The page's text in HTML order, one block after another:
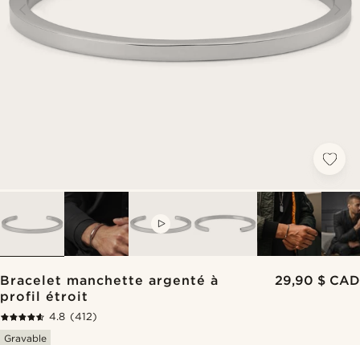
Bracelet manchette argenté à
profil étroit
29,90 $ CAD
4.8 (412)
Gravable